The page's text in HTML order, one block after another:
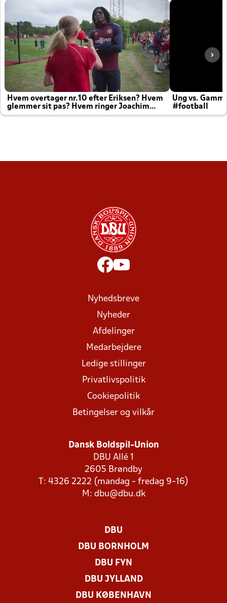
Hvem overtager nr.10 efter Eriksen? Hvem
glemmer sit pas? Hvem ringer Joachim
altid til efter kampe?
Ung vs.
#football
Nyhedsbreve
Nyheder
Afdelinger
Medarbejdere
Ledige stillinger
Privatlivspolitik
Cookiepolitik
Betingelser og vilkår
Dansk Boldspil-Union
DBU Allé 1
2605 Brøndby
T: 4326 2222 (mandag - fredag 9-16)
M: dbu@dbu.dk
DBU
DBU BORNHOLM
DBU FYN
DBU JYLLAND
DBU KØBENHAVN